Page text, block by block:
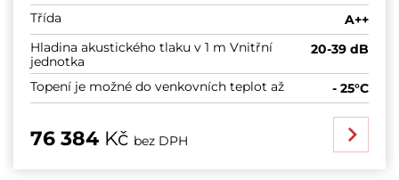
Třída
A++
Hladina akustického tlaku v 1 m Vnitřní
jednotka
20-39 dB
Topení je možné do venkovních teplot až - 25°C
76 384 Kč bez DPH